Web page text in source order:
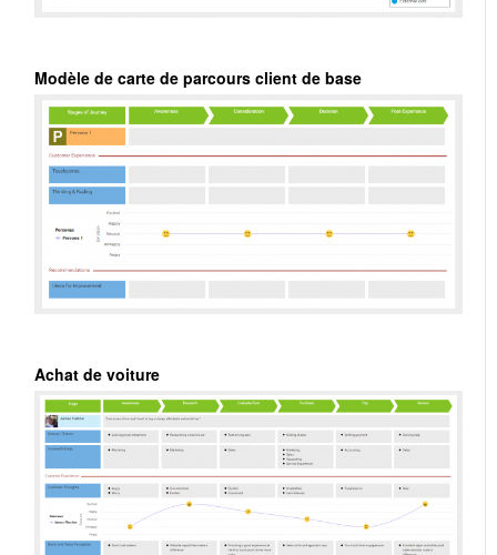
Modèle de carte de parcours client de base
Achat de voiture